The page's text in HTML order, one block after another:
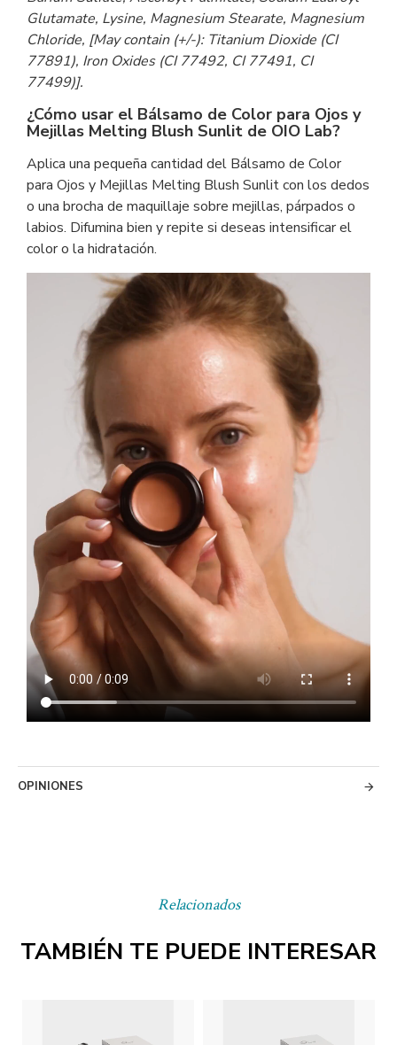
Relacionados
TAMBIÉN TE PUEDE INTERESAR
Glutamate, Lysine, Magnesium Stearate, Magnesium
Chloride, [May contain (+/-): Titanium Dioxide (CI
77891), Iron Oxides (CI 77492, CI 77491, CI
77499)].
¿Cómo usar el Bálsamo de Color para Ojos y
Mejillas Melting Blush Sunlit de OIO Lab?
Aplica una pequeña cantidad del Bálsamo de Color
para Ojos y Mejillas Melting Blush Sunlit con los dedos
o una brocha de maquillaje sobre mejillas, párpados o
labios. Difumina bien y repite si deseas intensificar el
color o la hidratación.
OPINIONES